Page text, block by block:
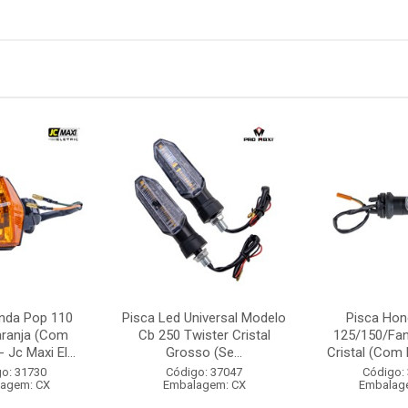
Pop 110
(Com
Jc Maxi El...
31730
CX
Pisca Led Universal Modelo
Cb 250 Twister Cristal
Grosso (Se...
Código: 37047
Embalagem: CX
Pisca
125/150/
Cristal (Com
Código: